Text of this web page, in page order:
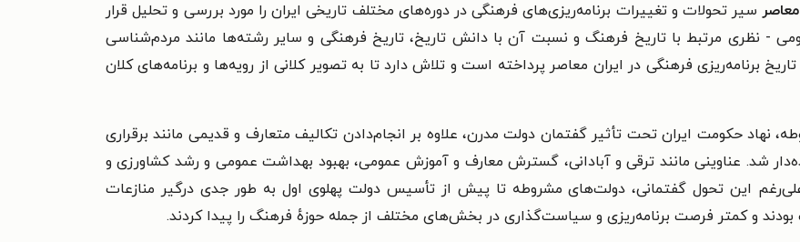
سیر تحولات و تغییرات برنامه‌ریزی‌های فرهنگی در دوره‌های مختلف تاریخی ایران را مورد بررسی و تحلیل قرار
- نظری مرتبط با تاریخ فرهنگ و نسبت آن با دانش تاریخ، تاریخ فرهنگی و سایر رشته‌ها مانند مردم‌شناسی
برنامه‌ریزی فرهنگی در ایران معاصر پرداخته است و تلاش دارد تا به تصویر کلانی از رویه‌ها و برنامه‌های کلان
حکومت ایران تحت تأثیر گفتمان دولت مدرن، علاوه بر انجام‌دادن تکالیف متعارف و قدیمی مانند برقراری
شد. عناوینی مانند ترقی و آبادانی، گسترش معارف و آموزش عمومی، بهبود بهداشت عمومی و رشد کشاورزی و
این تحول گفتمانی، دولت‌های مشروطه تا پیش از تأسیس دولت پهلوی اول به طور جدی درگیر منازعات
و کمتر فرصت برنامه‌ریزی و سیاست‌گذاری در بخش‌های مختلف از جمله حوزهٔ فرهنگ را پیدا کردند.